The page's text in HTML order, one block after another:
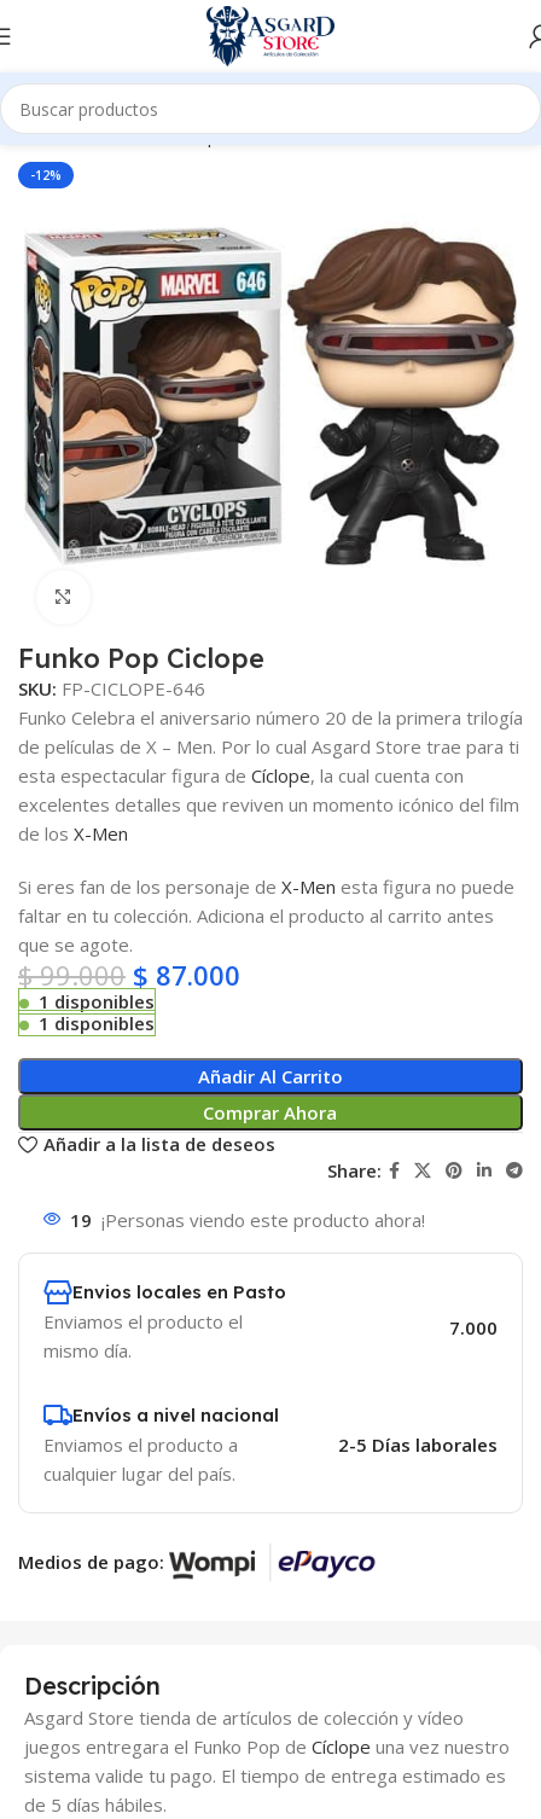
Inicio Tienda Funko Pop Marvel
-12%
Funko Pop Ciclope
SKU: FP-CICLOPE-646
Funko Celebra el aniversario número 20 de la primera trilogía
de películas de X – Men. Por lo cual Asgard Store trae para ti
esta espectacular figura de Cíclope, la cual cuenta con
excelentes detalles que reviven un momento icónico del film
de los X-Men
Si eres fan de los personaje de X-Men esta figura no puede
faltar en tu colección. Adiciona el producto al carrito antes
que se agote.
$99.000 $ 87.000
1 disponibles
1 disponibles
Añadir Al Carrito
Comprar Ahora
Añadir a la lista de deseos
Share:
19 ¡Personas viendo este producto ahora!
Envios locales en Pasto
Enviamos el producto el
mismo día.
7.000
Envíos a nivel nacional
Enviamos el producto a
cualquier lugar del país.
2-5 Días laborales
Medios de pago:
Descripción
Asgard Store tienda de artículos de colección y vídeo
juegos entregara el Funko Pop de Cíclope una vez nuestro
sistema valide tu pago. El tiempo de entrega estimado es
de 5 días hábiles.